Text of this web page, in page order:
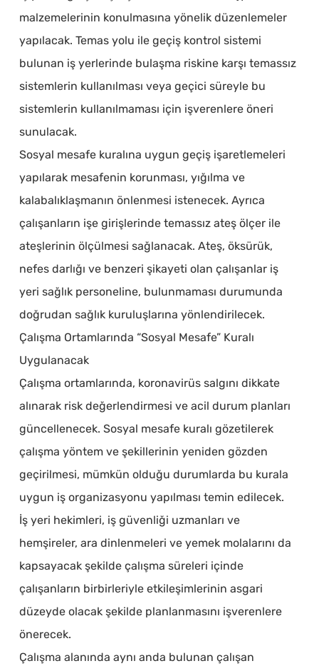
malzemelerinin konulmasına yönelik düzenlemeler
yapılacak. Temas yolu ile geçiş kontrol sistemi
bulunan iş yerlerinde bulaşma riskine karşı temassız
sistemlerin kullanılması veya geçici süreyle bu
sistemlerin kullanılmaması için işverenlere öneri
sunulacak.
Sosyal mesafe kuralına uygun geçiş işaretlemeleri
yapılarak mesafenin korunması, yığılma ve
kalabalıklaşmanın önlenmesi istenecek. Ayrıca
çalışanların işe girişlerinde temassız ateş ölçer ile
ateşlerinin ölçülmesi sağlanacak. Ateş, öksürük,
nefes darlığı ve benzeri şikayeti olan çalışanlar iş
yeri sağlık personeline, bulunmaması durumunda
doğrudan sağlık kuruluşlarına yönlendirilecek.
Çalışma Ortamlarında “Sosyal Mesafe” Kuralı
Uygulanacak
Çalışma ortamlarında, koronavirüs salgını dikkate
alınarak risk değerlendirmesi ve acil durum planları
güncellenecek. Sosyal mesafe kuralı gözetilerek
çalışma yöntem ve şekillerinin yeniden gözden
geçirilmesi, mümkün olduğu durumlarda bu kurala
uygun iş organizasyonu yapılması temin edilecek.
İş yeri hekimleri, iş güvenliği uzmanları ve
hemşireler, ara dinlenmeleri ve yemek molalarını da
kapsayacak şekilde çalışma süreleri içinde
çalışanların birbirleriyle etkileşimlerinin asgari
düzeyde olacak şekilde planlanmasını işverenlere
önerecek.
Çalışma alanında aynı anda bulunan çalışan